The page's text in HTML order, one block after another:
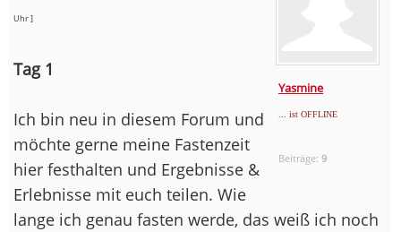
Yasmine
... ist OFFLINE
Beiträge:9
Uhr ]
Tag 1
Ich bin neu in diesem Forum und
möchte gerne meine Fastenzeit
hier festhalten und Ergebnisse &
Erlebnisse mit euch teilen. Wie
lange ich genau fasten werde, das weiß ich noch